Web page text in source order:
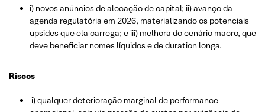
i) novos anúncios de alocação de capital; ii) avanço da
agenda regulatória em 2026, materializando os potenciais
upsides que ela carrega; e iii) melhora do cenário macro, que
deve beneficiar nomes líquidos e de duration longa.
Riscos
i) qualquer deterioração marginal de performance